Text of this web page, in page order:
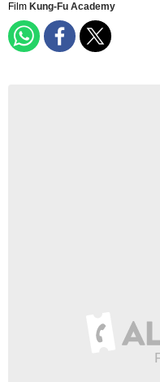
Film Kung-Fu Academy